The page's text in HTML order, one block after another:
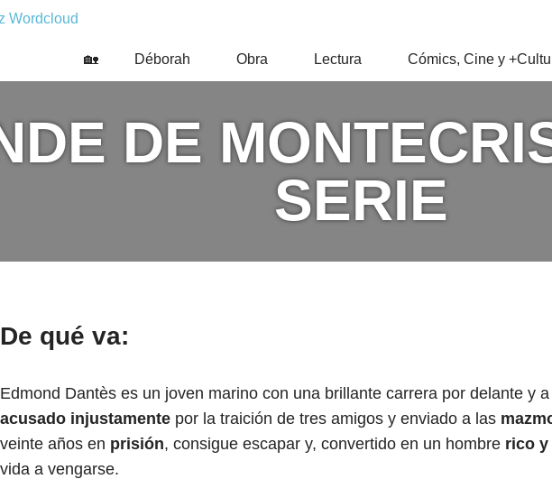
F.
🏡 Déborah Obra Lectura Cómics, Cine y
DE
SERIE
De qué va:
Edmond Dantès es un joven marino con una brillante carrera por delante y
acusado injustamente por la traición de tres amigos y enviado a las
veinte años en prisión, consigue escapar y, convertido en un hombre rico
vida a vengarse.